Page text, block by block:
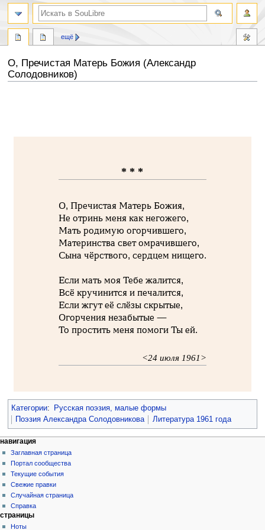
О, Пречистая Матерь Божия (Александр
Солодовников)
* * *
О, Пречистая Матерь Божия,
Не отринь меня как негожего,
Мать родимую огорчившего,
Материнства свет омрачившего,
Сына чёрствого, сердцем нищего.
Если мать моя Тебе жалится,
Всё кручинится и печалится,
Если жгут её слёзы скрытые,
Огорчения незабытые —
То простить меня помоги Ты ей.
<24 июля 1961>
Категории:
Русская поэзия, малые формы
Поэзия Александра Солодовникова
Литература 1961 года
ещё
навигация
Заглавная страница
Портал сообщества
Текущие события
Свежие правки
Случайная страница
Справка
страницы
Ноты